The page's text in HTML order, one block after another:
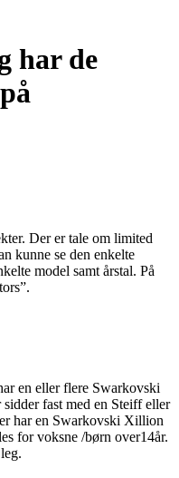
har de
Der er tale om limited
kunne se den enkelte
model samt årstal. På
en eller flere Swarkovski
fast med en Steiff eller
har en Swarkovski Xillion
for voksne /børn over14år.